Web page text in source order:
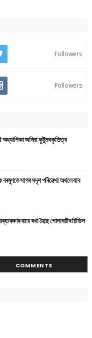
Followers
Followers
অধ্যাপিকা অনিমা কুটুমৰ কৃতিত্ব
সাগৰ সদৃশ পৰিৱেশ। অথলে যাব
বাবে ৰখা হৈছে গোলাঘাটৰ চিভিল
COMMENTS